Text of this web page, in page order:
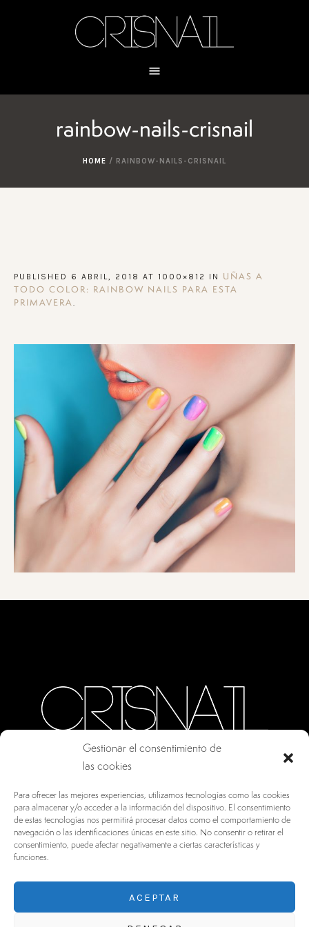
Gestionar el consentimiento de
las cookies
Para ofrecer las mejores experiencias, utilizamos tecnologías como las cookies
para almacenar y/o acceder a la información del dispositivo. El consentimiento
de estas tecnologías nos permitirá procesar datos como el comportamiento de
navegación o las identificaciones únicas en este sitio. No consentir o retirar el
consentimiento, puede afectar negativamente a ciertas características y
funciones.
ACEPTAR
rainbow-nails-crisnail
HOME / RAINBOW-NAILS-CRISNAIL
PUBLISHED 6 ABRIL, 2018 AT 1000×812 IN
UÑAS A
TODO COLOR: RAINBOW NAILS PARA ESTA
PRIMAVERA.
28770, ESPAÑA
INFO@DRV.ES
+34 902 100 021